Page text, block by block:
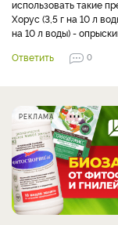
использовать такие
Хорус (3,5 г на 10 л
на 10 л воды) -
Ответить
0
РЕКЛАМА